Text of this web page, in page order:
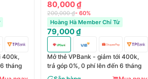
400k,
tháng
80,000 ₫
200,000 ₫- 60%
Hoàng Hà Member Chỉ Từ
79,000 ₫
Mở thẻ VPBank - giảm tới 400k,
trả góp 0%, 0 phí lên đến 6 tháng